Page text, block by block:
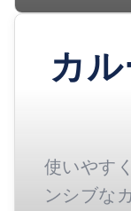
カ
使いやす
ンシブな